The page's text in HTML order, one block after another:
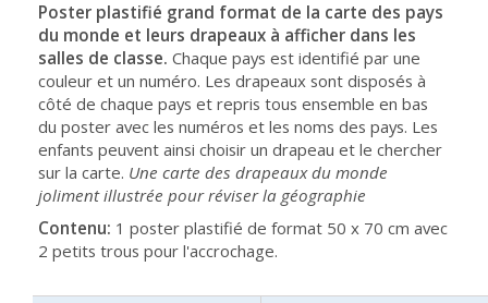
Poster plastifié grand format de la carte des pays
du monde et leurs drapeaux à afficher dans les
salles de classe. Chaque pays est identifié par une
couleur et un numéro. Les drapeaux sont disposés à
côté de chaque pays et repris tous ensemble en bas
du poster avec les numéros et les noms des pays. Les
enfants peuvent ainsi choisir un drapeau et le chercher
sur la carte. Une carte des drapeaux du monde
joliment illustrée pour réviser la géographie
Contenu: 1 poster plastifié de format 50 x 70 cm avec
2 petits trous pour l'accrochage.